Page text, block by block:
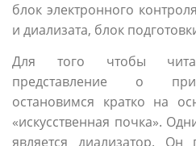
блок электронного
и диализата, блок
Для того чтобы
представление о
остановимся кратко на
«искусственная почка».
является диализатор. Он